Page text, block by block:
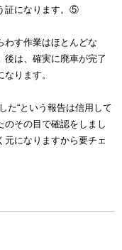
証になります。⑤
わす作業はほとんどな
後は、確実に廃車が完了
ります。
た“という報告は信用して
のその目で確認をしまし
元になりますから要チェ